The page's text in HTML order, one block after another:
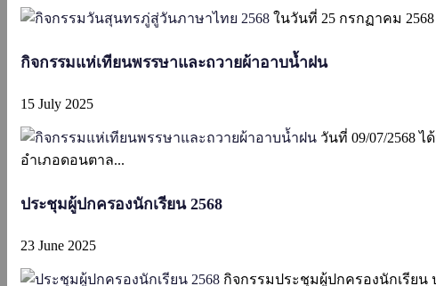
ในวันที่ 25 กรกฏาคม
กิจกรรมแห่เทียนพรรษาและถวายผ้าอาบน้ำฝน
15 July 2025
วันที่ 09/07/2568
อำเภอดอนตาล...
ประชุมผู้ปกครองนักเรียน 2568
23 June 2025
กิจกรรมประชุมผู้ปกครองนักเรียน